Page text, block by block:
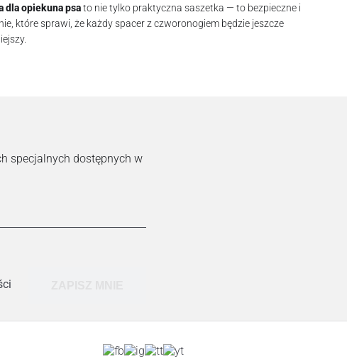
dla opiekuna psato nie tylko praktyczna saszetka — to bezpieczne i
które sprawi, że każdy spacer z czworonogiem będzie jeszcze
specjalnych dostępnych w